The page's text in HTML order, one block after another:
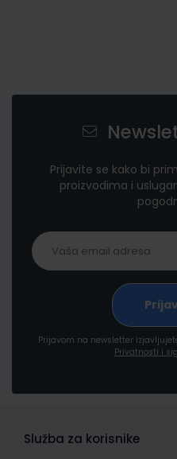
Prijavite se kako bi
proizvodima i
Prijavom na newsletter
Privatnosti i
Služba za korisnike